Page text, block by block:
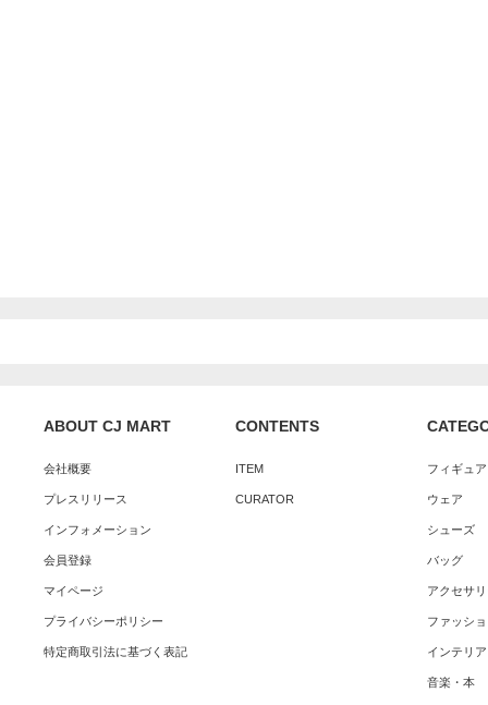
ABOUT CJ MART
会社概要
プレスリリース
インフォメーション
会員登録
マイページ
プライバシーポリシー
特定商取引法に基づく表記
CONTENTS
ITEM
CURATOR
フィギュ
ウェア
シューズ
バッグ
アクセサ
ファッシ
インテリア
音楽・本